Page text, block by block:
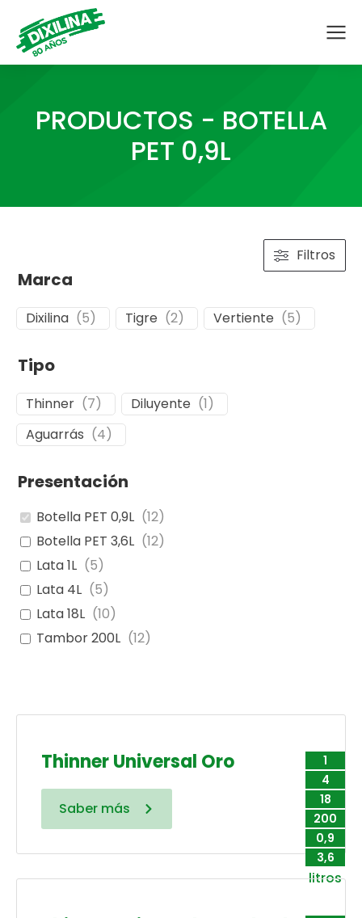
PRODUCTOS - BOTELLA
PET 0,9L
Filtros
Marca
Dixilina (5) Tigre (2) Vertiente (5)
Tipo
Thinner (7) Diluyente (1)
Aguarrás (4)
Presentación
Botella PET 0,9L (12)
Botella PET 3,6L (12)
Lata 1L (5)
Lata 4L (5)
Lata 18L (10)
Tambor 200L (12)
1
4
18
200
0,9
3,6
litros
Thinner Universal Oro
Saber más